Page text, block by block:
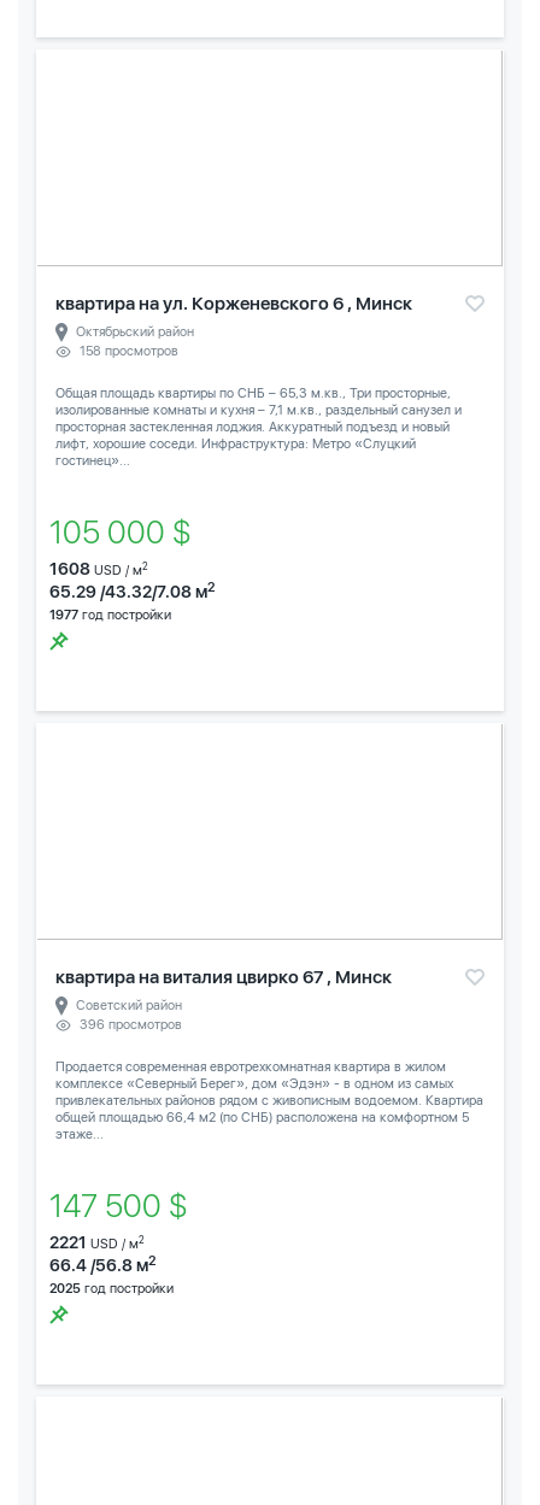
квартира на ул. Корженевского 6 , Минск
Октябрьский район
158 просмотров
Общая площадь квартиры по СНБ – 65,3 м.кв., Три просторные,
изолированные комнаты и кухня – 7,1 м.кв., раздельный санузел и
просторная застекленная лоджия. Аккуратный подъезд и новый
лифт, хорошие соседи. Инфраструктура: Метро «Слуцкий
гостинец»...
105 000 $
1608 USD / м2
65.29 /43.32/7.08 м2
1977 год постройки
квартира на виталия цвирко 67 , Минск
Советский район
396 просмотров
Продается современная евротрехкомнатная квартира в жилом
комплексе «Северный Берег», дом «Эдэн» - в одном из самых
привлекательных районов рядом с живописным водоемом. Квартира
общей площадью 66,4 м2 (по СНБ) расположена на комфортном 5
этаже...
147 500 $
2221 USD / м2
66.4 /56.8 м2
2025 год постройки